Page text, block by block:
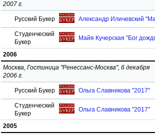
2007 г.
Русский Букер Александр Иличевский
Студенческий
Букер
Майя Кучерская "Бог
2006
Москва, Гостиница "Ренессанс-Москва", 6 декабря
2006 г.
Русский Букер Ольга Славникова "2017"
Студенческий
Букер
Ольга Славникова "2017"
2005